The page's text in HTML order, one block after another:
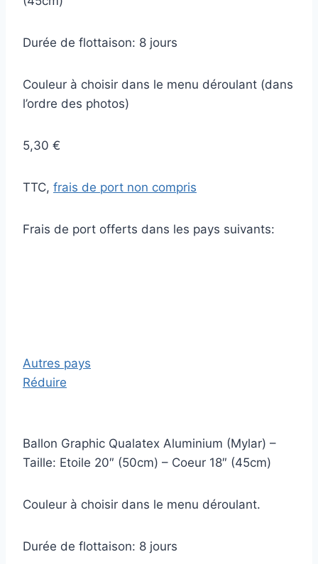
Durée de flottaison: 8 jours
Couleur à choisir dans le menu déroulant (dans
l’ordre des photos)
5,30 €
TTC, frais de port non compris
Frais de port offerts dans les pays suivants:
Autres pays
Réduire
Ballon Graphic Qualatex Aluminium (Mylar) –
Taille: Etoile 20″ (50cm) – Coeur 18″ (45cm)
Couleur à choisir dans le menu déroulant.
Durée de flottaison: 8 jours